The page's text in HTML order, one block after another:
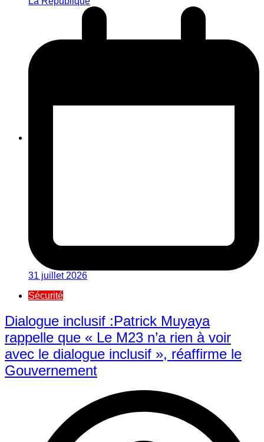
31 juillet 2026
Sécurité
Dialogue inclusif :Patrick Muyaya
rappelle que « Le M23 n’a rien à voir
avec le dialogue inclusif », réaffirme le
Gouvernement